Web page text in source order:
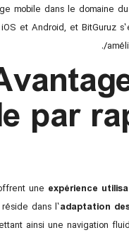
mobile dans le domaine
et Android, et BitGuruz
.
par
une expérience
dans l’adaptation
ainsi une navigation